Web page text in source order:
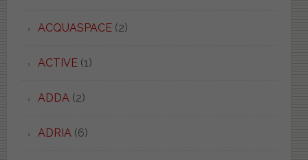
ACQUASPACE(2)
ACTIVE(1)
ADDA (2)
ADRIA (6)